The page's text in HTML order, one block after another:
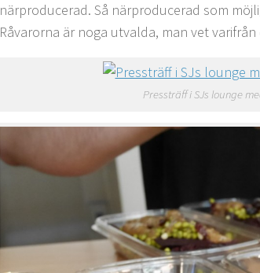
närproducerad. Så närproducerad som
Råvarorna är noga utvalda, man vet
Pressträff i SJs lounge